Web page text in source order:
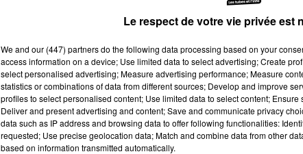
Le respect de votre vie privée est
We and our (447) partnersdo the following data processing based on your
access information on a device; Use limited data to select advertising; Create
select personalised advertising; Measure advertising performance; Measure
statistics or combinations of data from different sources; Develop and improve
profiles to select personalised content; Use limited data to select content;
Deliver and present advertising and content; Save and communicate privacy
data such as IP address and browsing data to offer following functionalities:
requested; Use precise geolocation data; Match and combine data from other
based on information transmitted automatically.